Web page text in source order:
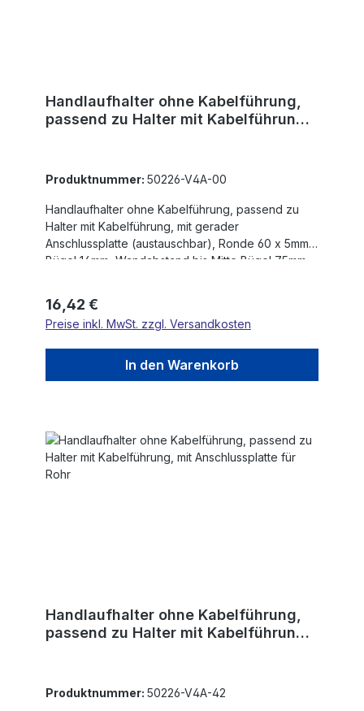
Handlaufhalter ohne Kabelführung,
passend zu Halter mit Kabelführung,
Produktnummer: 50226-V4A-00
Handlaufhalter ohne Kabelführung, passend zu
Halter mit Kabelführung, mit gerader
Anschlussplatte (austauschbar), Ronde 60 x 5mm,
Bügel 14mm, Wandabstand bis Mitte Bügel 75mm,
Regulärer Preis:
16,42 €
Preise inkl. MwSt. zzgl. Versandkosten
In den Warenkorb
Handlaufhalter ohne Kabelführung,
passend zu Halter mit Kabelführung,
Produktnummer: 50226-V4A-42